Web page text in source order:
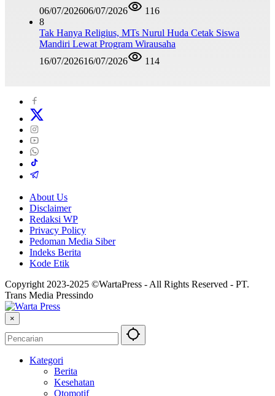
06/07/202606/07/2026
116
8
Tak Hanya Religius, MTs Nurul Huda Cetak Siswa
Mandiri Lewat Program Wirausaha
16/07/202616/07/2026 114
About Us
Disclaimer
Redaksi WP
Privacy Policy
Pedoman Media Siber
Indeks Berita
Kode Etik
Copyright 2023-2025 ©WartaPress - All Rights Reserved - PT.
Trans Media Pressindo
×
Kategori
Berita
Kesehatan
Otomotif